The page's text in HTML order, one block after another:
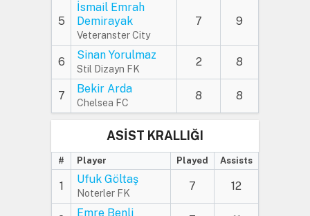
5
İsmail Emrah
Demirayak
Veteranster City
7 9
6
Sinan Yorulmaz
Stil Dizayn FK
2 8
7
Bekir Arda
Chelsea FC
8 8
ASİST KRALLIĞI
# Player Played Assists
1
Ufuk Göltaş
Noterler FK
7 12
Emre Benli